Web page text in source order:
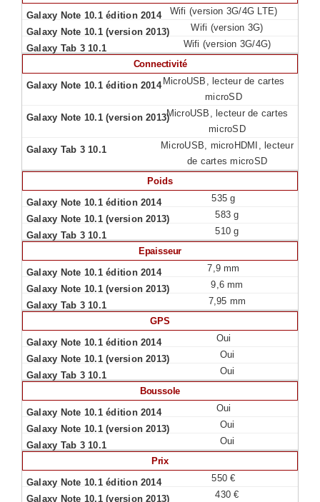
Wifi (version 3G/4G LTE)
Wifi (version 3G)
Wifi (version 3G/4G)
Connectivité
MicroUSB, lecteur de cartes
microSD
MicroUSB, lecteur de cartes
microSD
MicroUSB, microHDMI, lecteur
de cartes microSD
Poids
535 g
583 g
510 g
Epaisseur
7,9 mm
9,6 mm
7,95 mm
GPS
Oui
Oui
Oui
Boussole
Oui
Oui
Oui
Prix
550 €
430 €